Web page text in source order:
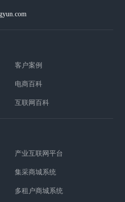
客户案例
电商百科
互联网百科
产业互联网平台
集采商城系统
多租户商城系统